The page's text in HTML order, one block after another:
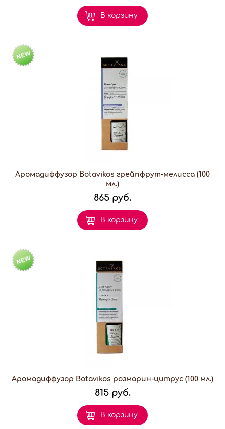
В корзину
Аромадиффузор Botavikos грейпфрут-мелисса (100
мл.)
865 руб.
В корзину
Аромадиффузор Botavikos розмарин-цитрус (100 мл.)
815 руб.
В корзину